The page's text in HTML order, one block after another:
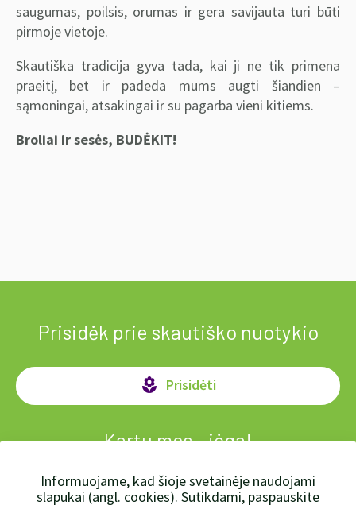
saugumas, poilsis, orumas ir gera savijauta turi būti
pirmoje vietoje.
Skautiška tradicija gyva tada, kai ji ne tik primena
praeitį, bet ir padeda mums augti šiandien –
sąmoningai, atsakingai ir su pagarba vieni kitiems.
Broliai ir sesės, BUDĖKIT!
Informuojame, kad šioje svetainėje naudojami
slapukai (angl. cookies). Sutikdami, paspauskite
Prisidėk prie skautiško nuotykio
local_florist Prisidėti
Kartu mes - jėga!